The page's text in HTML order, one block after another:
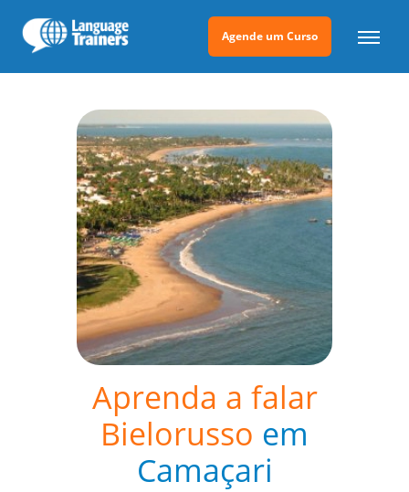
Agende um Curso
Aprenda a falar
Bielorusso em
Camaçari